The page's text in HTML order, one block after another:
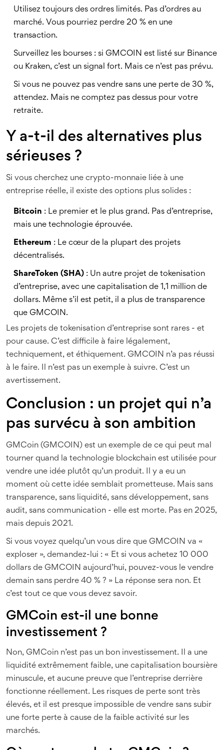
Utilisez toujours des ordres limités. Pas d’ordres au
marché. Vous pourriez perdre 20 % en une
transaction.
Surveillez les bourses : si GMCOIN est listé sur Binance
ou Kraken, c’est un signal fort. Mais ce n’est pas prévu.
Si vous ne pouvez pas vendre sans une perte de 30 %,
attendez. Mais ne comptez pas dessus pour votre
retraite.
Y a-t-il des alternatives plus
sérieuses ?
Si vous cherchez une crypto-monnaie liée à une
entreprise réelle, il existe des options plus solides :
Bitcoin : Le premier et le plus grand. Pas d’entreprise,
mais une technologie éprouvée.
Ethereum : Le cœur de la plupart des projets
décentralisés.
ShareToken (SHA) : Un autre projet de tokenisation
d’entreprise, avec une capitalisation de 1,1 million de
dollars. Même s’il est petit, il a plus de transparence
que GMCOIN.
Les projets de tokenisation d’entreprise sont rares - et
pour cause. C’est difficile à faire légalement,
techniquement, et éthiquement. GMCOIN n’a pas réussi
à le faire. Il n’est pas un exemple à suivre. C’est un
avertissement.
Conclusion : un projet qui n’a
pas survécu à son ambition
GMCoin (GMCOIN) est un exemple de ce qui peut mal
tourner quand la technologie blockchain est utilisée pour
vendre une idée plutôt qu’un produit. Il y a eu un
moment où cette idée semblait prometteuse. Mais sans
transparence, sans liquidité, sans développement, sans
audit, sans communication - elle est morte. Pas en 2025,
mais depuis 2021.
Si vous voyez quelqu’un vous dire que GMCOIN va «
exploser », demandez-lui : « Et si vous achetez 10 000
dollars de GMCOIN aujourd’hui, pouvez-vous le vendre
demain sans perdre 40 % ? » La réponse sera non. Et
c’est tout ce que vous devez savoir.
GMCoin est-il une bonne
investissement ?
Non, GMCoin n’est pas un bon investissement. Il a une
liquidité extrêmement faible, une capitalisation boursière
minuscule, et aucune preuve que l’entreprise derrière
fonctionne réellement. Les risques de perte sont très
élevés, et il est presque impossible de vendre sans subir
une forte perte à cause de la faible activité sur les
marchés.